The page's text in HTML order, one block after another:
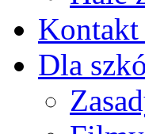
Dla